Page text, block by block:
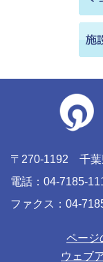
〒270-1192 千葉
電話：04-7185-
ファクス：04-
ページ
ウェブ